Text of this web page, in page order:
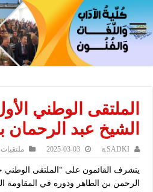
الملتقى الوطني
الشيخ عبد الرحمان
a.SADKI
2025-03-03
يتشرف القائمون على “الملتقى
الرحمن بن الطاهر ودوره في المقاومة